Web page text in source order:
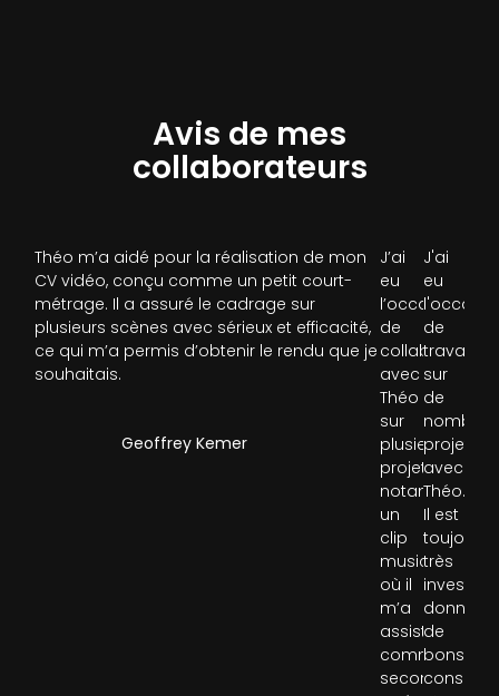
Avis de mes
collaborateurs
Théo m’a aidé pour la réalisation de mon
CV vidéo, conçu comme un petit court-
métrage. Il a assuré le cadrage sur
plusieurs scènes avec sérieux et efficacité,
ce qui m’a permis d’obtenir le rendu que je
souhaitais.
Geoffrey Kemer
J’ai
eu
l’occasion
de
collaborer
avec
Théo
sur
plusieurs
projets,
notamment
un
clip
musical
où il
m’a
assisté
comme
second
J'ai
eu
de
travailler
sur
de
projets
avec
Théo.
Il est
toujours
très
investi,
donne
de
bons
conseils